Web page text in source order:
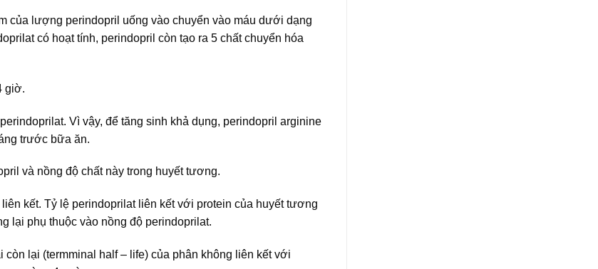
của lượng perindopril uống vào chuyển vào máu dưới dạng
có hoạt tính, perindopril còn tạo ra 5 chất chuyển hóa
giờ.
Vì vậy, để tăng sinh khả dụng, perindopril arginine
trước bữa ăn.
và nồng độ chất này trong huyết tương.
kết. Tỷ lệ perindoprilat liên kết với protein của huyết tương
lại phụ thuộc vào nồng độ perindoprilat.
lại (termminal half – life) của phân không liên kết với